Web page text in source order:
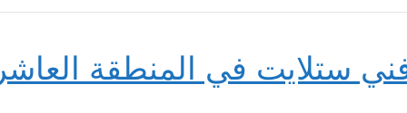
ستلايت في المنطقة